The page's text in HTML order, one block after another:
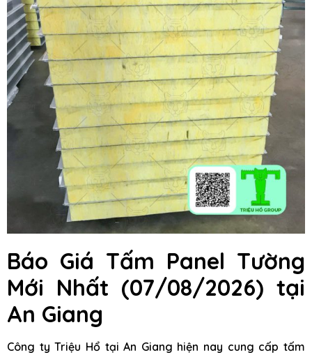
Báo Giá Tấm Panel Tường
Mới Nhất (07/08/2026) tại
An Giang
Công ty Triệu Hổ tại An Giang hiện nay cung cấp tấm